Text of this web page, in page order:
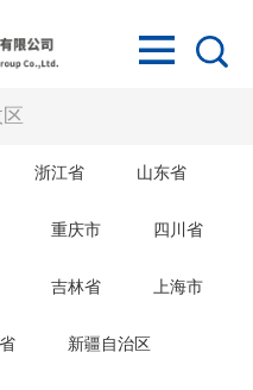
浙江省 山东省
重庆市 四川省
吉林省 上海市
新疆自治区